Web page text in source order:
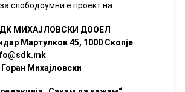
слободоумни е проект на
МИХАЈЛОВСКИ ДООЕЛ
Мартулков 45, 1000 Скопје
Михајловски